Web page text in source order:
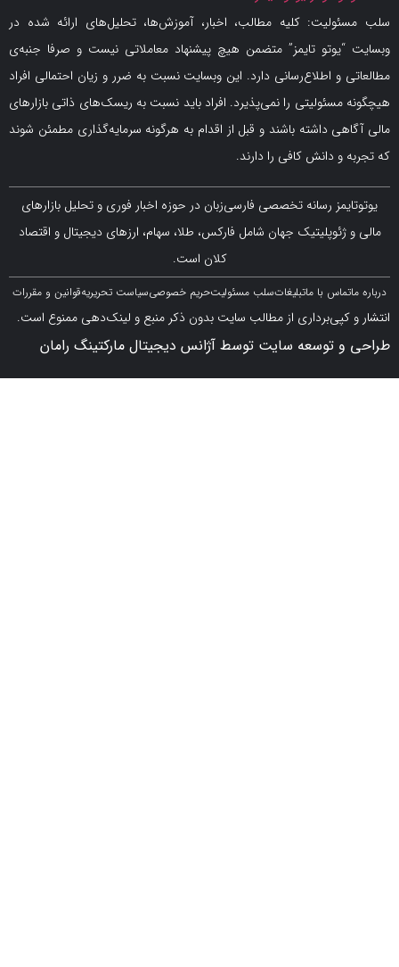
کلیه مطالب، اخبار، آموزش‌ها، تحلیل‌های ارائه شده در
تایمز” متضمن هیچ پیشنهاد معاملاتی نیست و صرفا جنبه‌ی
اطلاع‌رسانی دارد. این وبسایت نسبت به ضرر و زیان احتمالی افراد
را نمی‌پذیرد. افراد باید نسبت به ریسک‌های ذاتی بازارهای
داشته باشند و قبل از اقدام به هرگونه سرمایه‌گذاری مطمئن شوند
دانش کافی را دارند.
رسانه تخصصی فارسی‌زبان در حوزه اخبار فوری و تحلیل بازارهای
جهان شامل فارکس، طلا، سهام، ارزهای دیجیتال و اقتصاد
با ما تبلیغاتسلب مسئولیتحریم خصوصیسیاست تحریریهقوانین و مقررات
از مطالب سایت بدون ذکر منبع و لینک‌دهی ممنوع است.
سایت توسط آژانس دیجیتال مارکتینگ رامان